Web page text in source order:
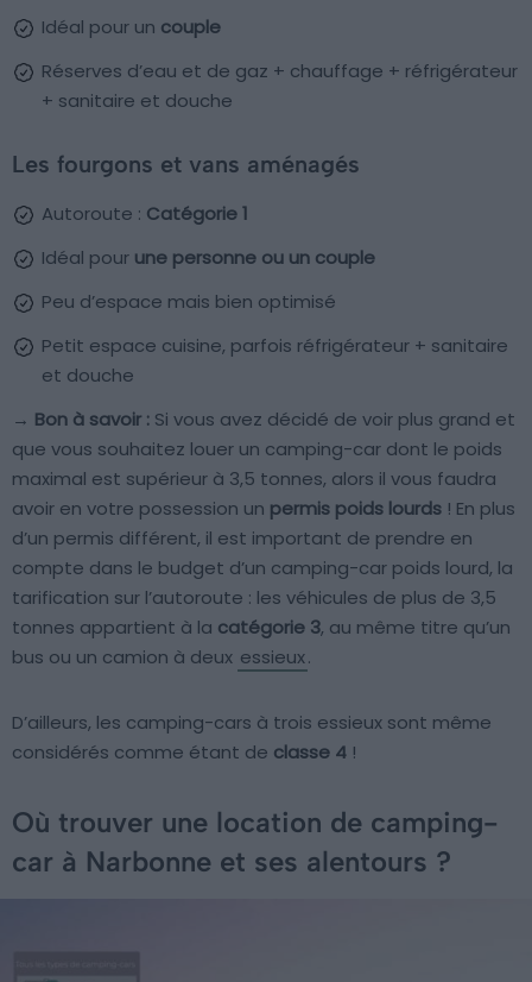
Idéal pour un couple
Réserves d’eau et de gaz + chauffage + réfrigérateur
+ sanitaire et douche
Les fourgons et vans aménagés
Autoroute : Catégorie 1
Idéal pour une personne ou un couple
Peu d’espace mais bien optimisé
Petit espace cuisine, parfois réfrigérateur + sanitaire
et douche
→ Bon à savoir : Si vous avez décidé de voir plus grand et
que vous souhaitez louer un camping-car dont le poids
maximal est supérieur à 3,5 tonnes, alors il vous faudra
avoir en votre possession un permis poids lourds ! En plus
d’un permis différent, il est important de prendre en
compte dans le budget d’un camping-car poids lourd, la
tarification sur l’autoroute : les véhicules de plus de 3,5
tonnes appartient à la catégorie 3, au même titre qu’un
bus ou un camion à deux essieux.
D’ailleurs, les camping-cars à trois essieux sont même
considérés comme étant de classe 4 !
Où trouver une location de camping-
car à Narbonne et ses alentours ?